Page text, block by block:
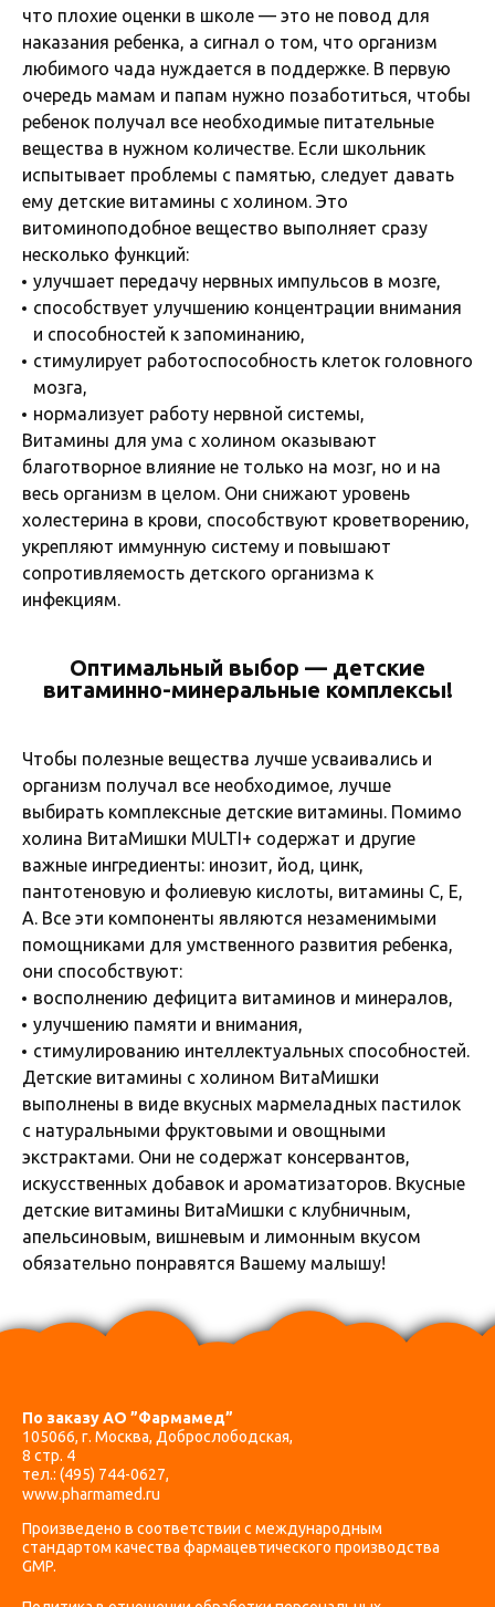
что плохие оценки в школе — это не повод для
наказания ребенка, а сигнал о том, что организм
любимого чада нуждается в поддержке. В первую
очередь мамам и папам нужно позаботиться, чтобы
ребенок получал все необходимые питательные
вещества в нужном количестве. Если школьник
испытывает проблемы с памятью, следует давать
ему детские витамины с холином. Это
витоминоподобное вещество выполняет сразу
несколько функций:
улучшает передачу нервных импульсов в мозге,
способствует улучшению концентрации внимания
и способностей к запоминанию,
стимулирует работоспособность клеток головного
мозга,
нормализует работу нервной системы,
Витамины для ума с холином оказывают
благотворное влияние не только на мозг, но и на
весь организм в целом. Они снижают уровень
холестерина в крови, способствуют кроветворению,
укрепляют иммунную систему и повышают
сопротивляемость детского организма к
инфекциям.
Оптимальный выбор — детские
витаминно-минеральные комплексы!
Чтобы полезные вещества лучше усваивались и
организм получал все необходимое, лучше
выбирать комплексные детские витамины. Помимо
холина ВитаМишки MULTI+ содержат и другие
важные ингредиенты: инозит, йод, цинк,
пантотеновую и фолиевую кислоты, витамины С, Е,
А. Все эти компоненты являются незаменимыми
помощниками для умственного развития ребенка,
они способствуют:
восполнению дефицита витаминов и минералов,
улучшению памяти и внимания,
стимулированию интеллектуальных способностей.
Детские витамины с холином ВитаМишки
выполнены в виде вкусных мармеладных пастилок
с натуральными фруктовыми и овощными
экстрактами. Они не содержат консервантов,
искусственных добавок и ароматизаторов. Вкусные
детские витамины ВитаМишки с клубничным,
апельсиновым, вишневым и лимонным вкусом
обязательно понравятся Вашему малышу!
По заказу АО ”Фармамед”
105066, г. Москва, Доброслободская,
8 стр. 4
тел.: (495) 744-0627,
www.pharmamed.ru
Произведено в соответствии с международным
стандартом качества фармацевтического производства
GMP.